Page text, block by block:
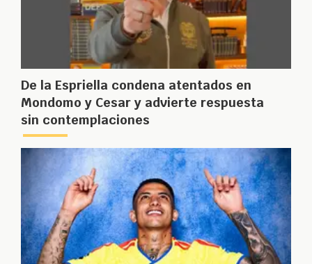
De la Espriella condena atentados en
Mondomo y Cesar y advierte respuesta
sin contemplaciones